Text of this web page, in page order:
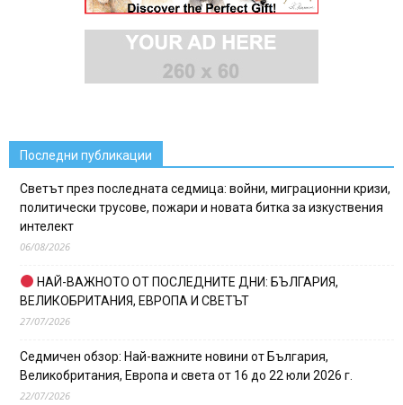
Последни публикации
Светът през последната седмица: войни, миграционни кризи,
политически трусове, пожари и новата битка за изкуствения
интелект
06/08/2026
НАЙ-ВАЖНОТО ОТ ПОСЛЕДНИТЕ ДНИ: БЪЛГАРИЯ,
ВЕЛИКОБРИТАНИЯ, ЕВРОПА И СВЕТЪТ
27/07/2026
Седмичен обзор: Най-важните новини от България,
Великобритания, Европа и света от 16 до 22 юли 2026 г.
22/07/2026